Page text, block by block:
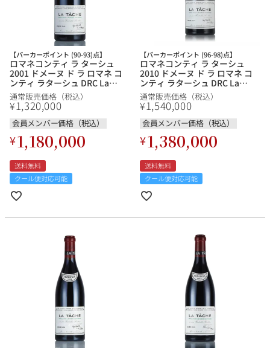
【パーカーポイント (90-93)点】
ロマネコンティ ラ ターシュ
2001 ドメーヌ ド ラ ロマネ コ
ンティ ラターシュ DRC La
Tache フランス ブルゴーニュ
赤ワイン
通常販売価格（税込）
¥1,320,000
会員メンバー価格（税込）
¥1,180,000
送料無料
クール便対応可能
【パーカーポイント (96-98)点】
ロマネコンティ ラ ターシュ
2010 ドメーヌ ド ラ ロマネ コ
ンティ ラターシュ DRC La
Tache フランス ブルゴーニュ
赤ワイン
通常販売価格（税込）
¥1,540,000
会員メンバー価格（税込）
¥1,380,000
送料無料
クール便対応可能